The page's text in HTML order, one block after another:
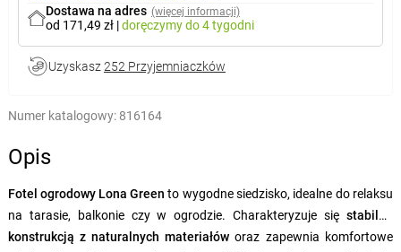
Dostawa na adres (więcej informacji)
od 171,49 zł |doręczymydo 4 tygodni
Uzyskasz 252 Przyjemniaczków
Numer katalogowy: 816164
Opis
Fotel ogrodowy Lona Green to wygodne siedzisko, idealne do relaksu
na tarasie, balkonie czy w ogrodzie. Charakteryzuje się stabilną
konstrukcją z naturalnych materiałóworaz zapewnia komfortowe